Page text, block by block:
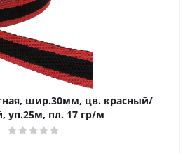
шир.30мм, цв. красный/
уп.25м, пл. 17 гр/м